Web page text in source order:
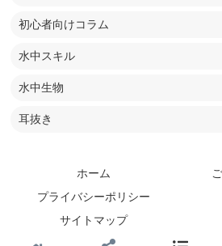
初心者向けコラム
水中スキル
水中生物
耳抜き
ホーム
プライバシーポリシー
サイトマップ